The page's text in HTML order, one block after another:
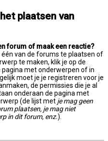
plaatsen van
forum of maak een reactie?
van de forums te plaatsen of
te maken, klik je op de
met onderwerpen of in
moet je je registreren voor je
de permissies die je al
onderaan de pagina met
(de lijst met je mag geen
plaatsen, je mag niet
in dit forum, enz.).